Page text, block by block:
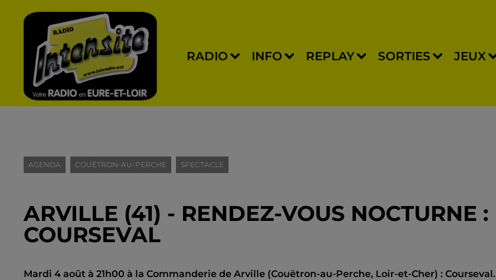
RADIO INFO REPLAY SORTIES JEUX
AGENDA COUËTRON-AU-PERCHE SPECTACLE
ARVILLE (41) - RENDEZ-VOUS NOCTURNE :
COURSEVAL
Mardi 4 août à 21h00 à la Commanderie de Arville (Couëtron-au-Perche, Loir-et-Cher) : Courseval.